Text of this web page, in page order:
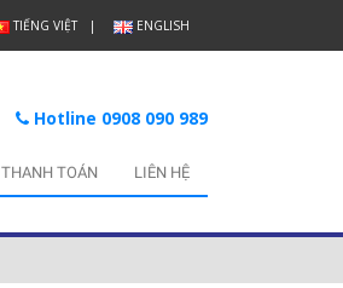
TIẾNG VIỆT ENGLISH
Hotline 0908 090 989
THANH TOÁN LIÊN HỆ